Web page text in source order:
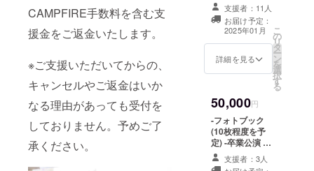
CAMPFIRE手数料を含む支
援金をご返金いたします。
※ご支援いただいてからの、
キャンセルやご返金はいか
なる理由があっても受付を
しておりません。予めご了
承ください。
ネーム可）は、6
文字までお願い
いたします。 ※
特殊文字・記号
ん
長文ブロマイド -
クレジット(名前
掲載 ) 当日会場
にある看板に支
援者としてお名
前を掲載させて
（ニックネーム
可）を記載くだ
さい。 ※ネーム
プレートのお持
ち帰り不可 ※お
名前（ニック
支援者：11人
お届け予定：
2025年01月
詳細を見る
こ
の
リ
タ
ー
ン
を
選
択
す
る
50,000円
-フォトブック
(10枚程度を予
定) -卒業公演 限
定衣装のアク
キー -限定Tシャ
支援者：3人